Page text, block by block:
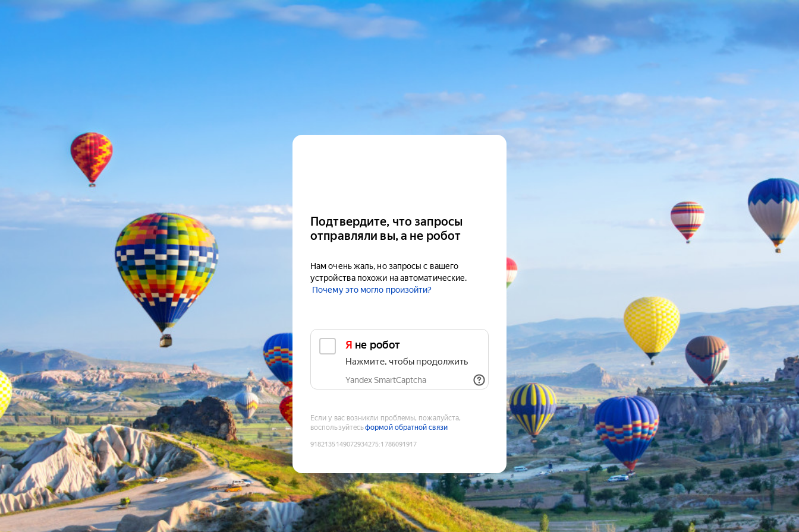
Подтвердите, что запросы
отправляли вы, а не робот
Нам очень жаль, но запросы с вашего
устройства похожи на автоматические.
Почему это могло произойти?
Я не робот
Нажмите, чтобы продолжить
Yandex SmartCaptcha
Если у вас возникли проблемы, пожалуйста,
воспользуйтесьформой обратной связи
9182135149072934275:1786091917